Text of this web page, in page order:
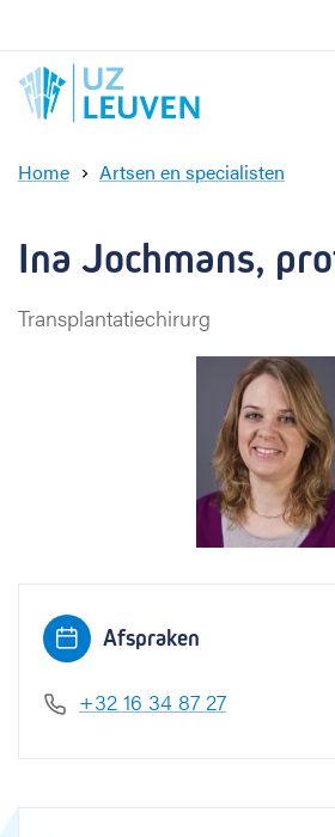
Home Artsen en specialisten
J
m
a
n
Ina Jochmans,
Transplantatiechirurg
Afspraken
+32 16 34 87 27